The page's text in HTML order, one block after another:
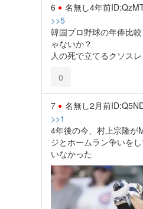
6 名無し4年前
>>5
韓国プロ野球の年俸比
ゃないか？
人の死で立てるクソス
0
7 名無し2月前
>>1
4年後の今、村上宗隆が
ジとホームラン争いを
いなかった